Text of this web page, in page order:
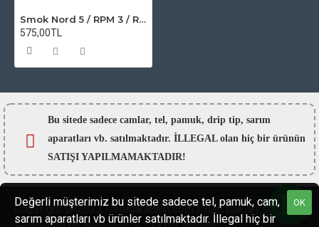
Smok Nord 5 / RPM 3 / RPM 5 / LP2 / PNP-TW / UB Ultra / Manta AIO / Aeglos / Centaurus B60 - Rebuild Coil Kit
575,00TL
Bu sitede sadece camlar, tel, pamuk, drip tip, sarım
aparatları vb. satılmaktadır. İLLEGAL olan hiç bir ürünün
SATIŞI YAPILMAMAKTADIR!
Copyright © 2022 - esigaracam.com | Tüm hakları saklıdır.OK
Değerli müşterimiz bu sitede sadece tel, pamuk, cam,
sarım aparatları vb ürünler satılmaktadır. İllegal hiç bir